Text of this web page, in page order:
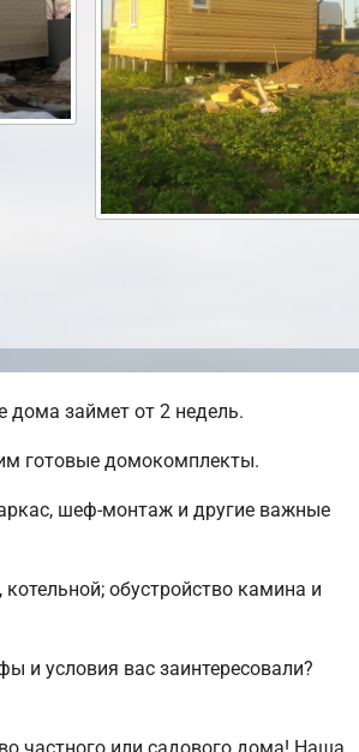
дома займет от 2 недель.
готовые домокомплекты.
шеф-монтаж и другие важные
обустройство камина и
и условия вас заинтересовали?
частного или садового дома! Наша